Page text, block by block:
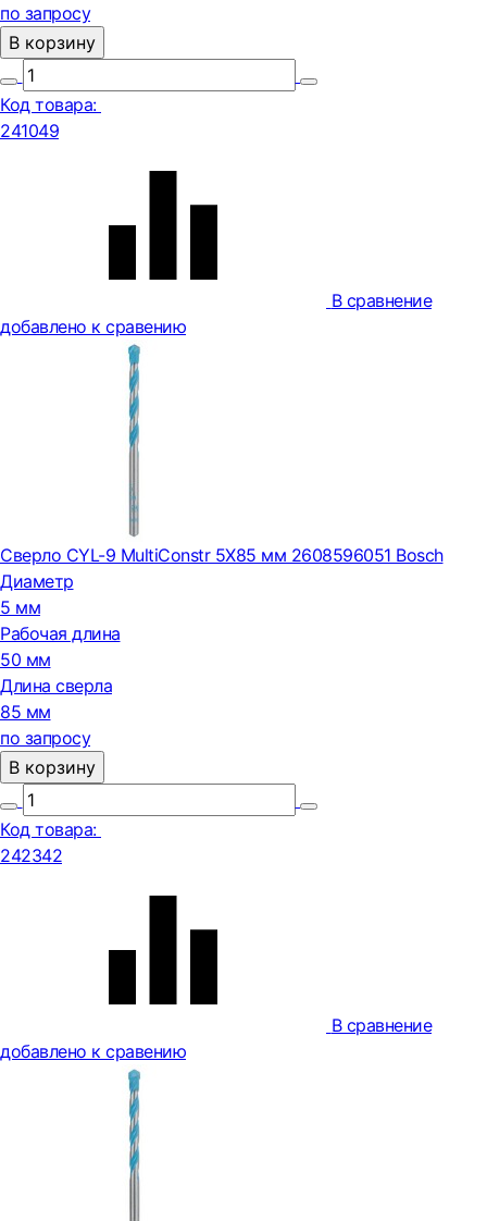
по запросу
В корзину
Код товара:
241049
В сравнение
добавлено к сравению
Сверло CYL-9 MultiConstr 5X85 мм 2608596051 Bosch
Диаметр
5 мм
Рабочая длина
50 мм
Длина сверла
85 мм
по запросу
В корзину
Код товара:
242342
В сравнение
добавлено к сравению